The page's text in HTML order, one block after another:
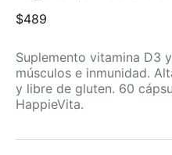
$489
Suplemento vitamina D3
músculos e inmunidad.
y libre de gluten. 60
HappieVita.